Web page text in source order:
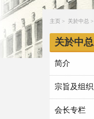
主页 > 关於中总 >
关於中总
简介
宗旨及组织
会长专栏